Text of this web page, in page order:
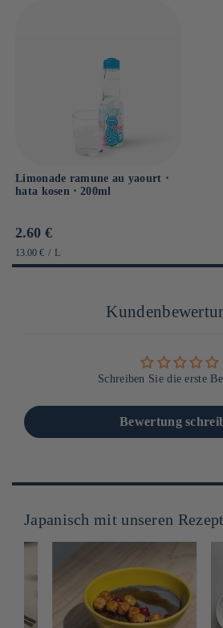
Limonade ramune au yaourt ⋅
hata kosen ⋅ 200ml
Prix
habituel
2.60 €
PRIX
UNITAIRE
13.00 € / PAR
L
Schreiben Sie die erste
Bewertung
Japanisch mit unseren